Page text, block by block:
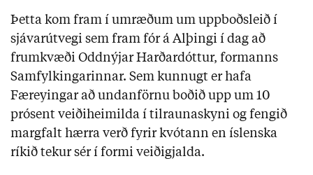
Þetta kom fram í umræðum um uppboðsleið í
sjávarútvegi sem fram fór á Alþingi í dag að
frumkvæði Oddnýjar Harðardóttur, formanns
Samfylkingarinnar. Sem kunnugt er hafa
Færeyingar að undanförnu boðið upp um 10
prósent veiðiheimilda í tilraunaskyni og fengið
margfalt hærra verð fyrir kvótann en íslenska
ríkið tekur sér í formi veiðigjalda.